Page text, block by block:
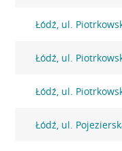
Łódź, ul.
Łódź, ul.
Łódź, ul.
Łódź, ul.